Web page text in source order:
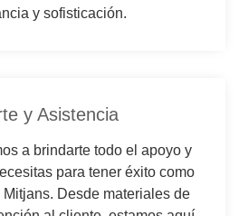
y sofisticación.
y Asistencia
a brindarte todo el apoyo y
para tener éxito como
Desde materiales de